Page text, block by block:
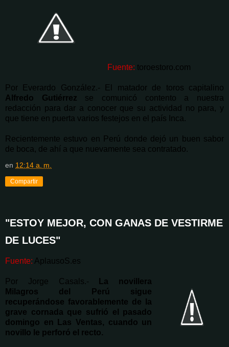
Fuente: toroestoro.com
Por Everardo González.- El matador de toros capitalino
Alfredo Gutiérrez se comunicó contento a nuestra
redacción para dar a conocer que su actividad no para, y
que tiene en puerta varios festejos en el país Inca.
Recientemente estuvo en Perú donde dejó un buen sabor
de boca, de ahí a que nuevamente sea contratado.
en 12:14 a. m.
Compartir
"ESTOY MEJOR, CON GANAS DE VESTIRME
DE LUCES"
Fuente: Apl ausoS.es
Por Jorge Casals.-
La novillera
Milagros del Perú sigue
recuperándose favorablemente de la
grave cornada que sufrió el pasado
domingo en Las Ventas, cuando un
novillo le perforó el recto.